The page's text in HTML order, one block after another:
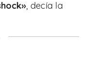
, decía la